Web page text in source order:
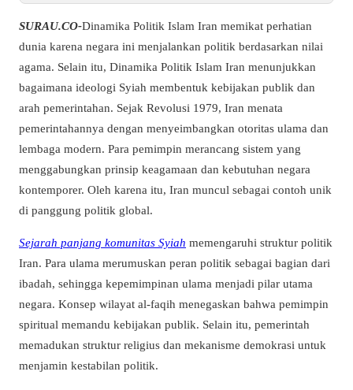
SURAU.CO-Dinamika Politik Islam Iran memikat perhatian
dunia karena negara ini menjalankan politik berdasarkan nilai
agama. Selain itu, Dinamika Politik Islam Iran menunjukkan
bagaimana ideologi Syiah membentuk kebijakan publik dan
arah pemerintahan. Sejak Revolusi 1979, Iran menata
pemerintahannya dengan menyeimbangkan otoritas ulama dan
lembaga modern. Para pemimpin merancang sistem yang
menggabungkan prinsip keagamaan dan kebutuhan negara
kontemporer. Oleh karena itu, Iran muncul sebagai contoh unik
di panggung politik global.
Sejarah panjang komunitas Syiah memengaruhi struktur politik
Iran. Para ulama merumuskan peran politik sebagai bagian dari
ibadah, sehingga kepemimpinan ulama menjadi pilar utama
negara. Konsep wilayat al-faqih menegaskan bahwa pemimpin
spiritual memandu kebijakan publik. Selain itu, pemerintah
memadukan struktur religius dan mekanisme demokrasi untuk
menjamin kestabilan politik.